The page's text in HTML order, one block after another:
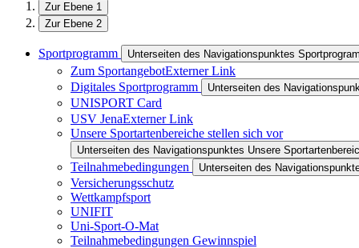
Zur Ebene 1
Zur Ebene 2
Sportprogramm Unterseiten des Navigationspunktes
Zum SportangebotExterner Link
Digitales Sportprogramm
Unterseiten des
UNISPORT Card
USV JenaExterner Link
Unsere Sportartenbereiche stellen sich vor
Unterseiten des Navigationspunktes Unsere
Teilnahmebedingungen Unterseiten des
Versicherungsschutz
Wettkampfsport
UNIFIT
Uni-Sport-O-Mat
Teilnahmebedingungen Gewinnspiel